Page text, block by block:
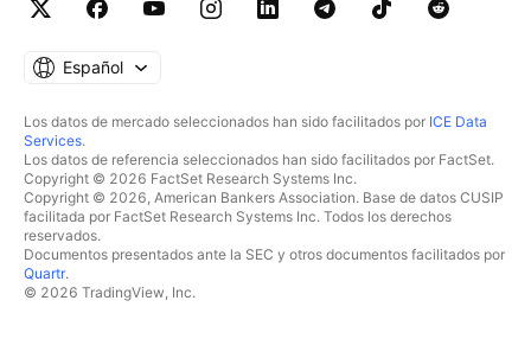
Español
Los datos de mercado seleccionados han sido facilitados por ICE Data
Services.
Los datos de referencia seleccionados han sido facilitados por FactSet.
Copyright © 2026 FactSet Research Systems Inc.
Copyright © 2026, American Bankers Association. Base de datos CUSIP
facilitada por FactSet Research Systems Inc. Todos los derechos
reservados.
Documentos presentados ante la SEC y otros documentos facilitados por
Quartr.
© 2026 TradingView, Inc.